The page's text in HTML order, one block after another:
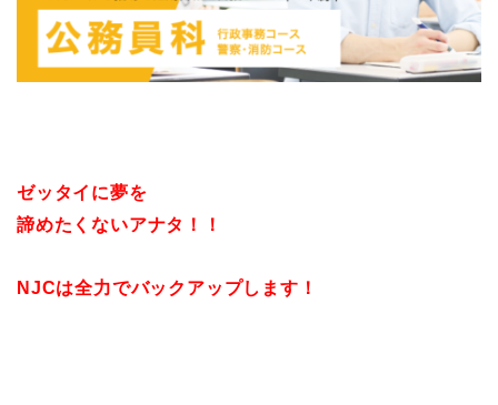
ゼッタイに夢を
諦めたくないアナタ！！
NJCは全力でバックアップします！